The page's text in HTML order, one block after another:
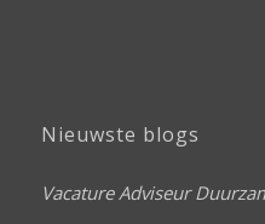
Nieuwste blogs
Vacature Adviseur